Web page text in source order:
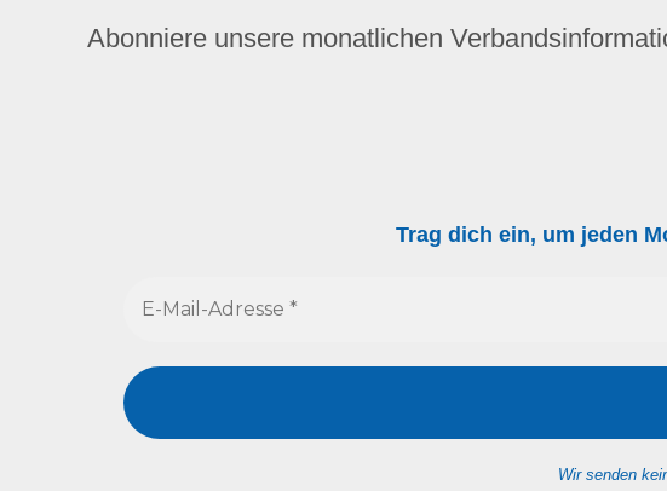
Abonniere unsere monatlichen
Trag dich ein, um jeden
Wir senden